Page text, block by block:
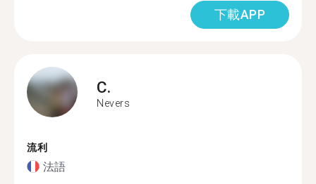
下載APP
C.
Nevers
流利
法語